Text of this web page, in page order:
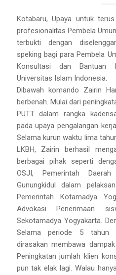
Kotabaru, Upaya untuk
profesionalitas Pembela
terbukti dengan
speking bagi para Pembela
Konsultasi dan Bantuan
Universitas Islam Indonesia.
Dibawah komando Zairin
berbenah. Mulai dari
PUTT dalam rangka
pada upaya pengalangan
Selama kurun waktu lima
LKBH, Zairin berhasil
berbagai pihak seperti
OSJI, Pemerintah
Gunungkidul dalam
Pemerintah Kotamadya
Advokasi Penerimaan
Sekotamadya Yogyakarta.
Selama periode 5 tahun
dirasakan membawa
Peningkatan jumlah klien
pun tak elak lagi. Walau